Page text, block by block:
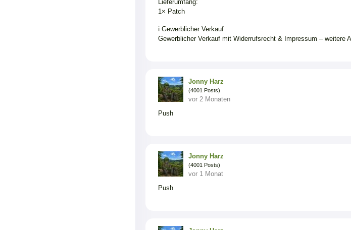
Lieferumfang:
1× Patch
ℹ️ Gewerblicher Verkauf
Gewerblicher Verkauf mit Widerrufsrecht & Impressum – weitere
Jonny Harz
(4001 Posts)
vor 2 Monaten
Push
Jonny Harz
(4001 Posts)
vor 1 Monat
Push